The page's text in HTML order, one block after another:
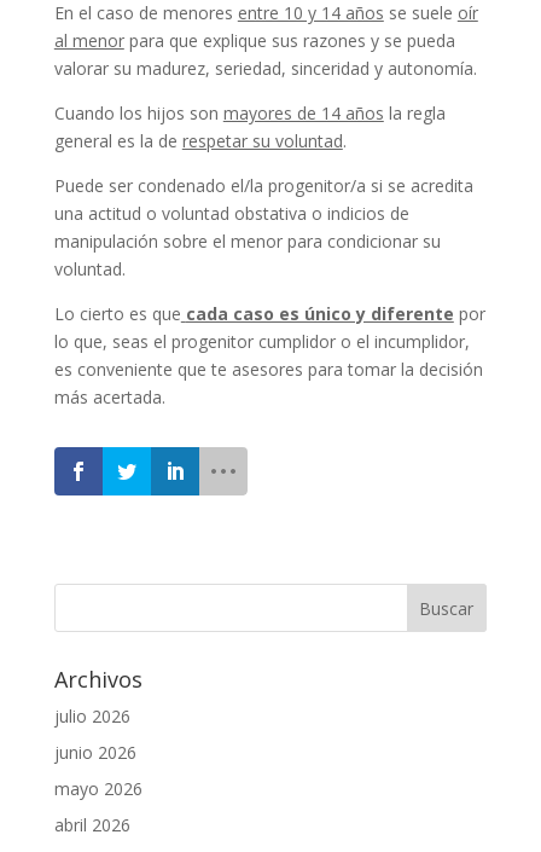
En el caso de menores entre 10 y 14 años se suele oír
al menorpara que explique sus razones y se pueda
valorar su madurez, seriedad, sinceridad y autonomía.
Cuando los hijos son mayores de 14 años la regla
general es la de respetar su voluntad.
Puede ser condenado el/la progenitor/a si se acredita
una actitud o voluntad obstativa o indicios de
manipulación sobre el menor para condicionar su
voluntad.
Lo cierto es que cada caso es único y diferente por
lo que, seas el progenitor cumplidor o el incumplidor,
es conveniente que te asesores para tomar la decisión
más acertada.
Archivos
julio 2026
junio 2026
mayo 2026
abril 2026